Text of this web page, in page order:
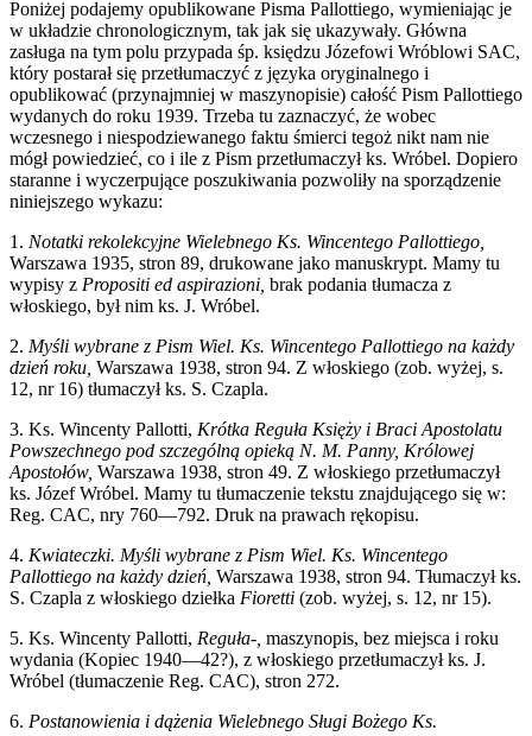
Poniżej podajemy opublikowane Pisma Pallottiego, wymieniając je
w układzie chronologicznym, tak jak się ukazywały. Główna
zasługa na tym polu przypada śp. księdzu Józefowi Wróblowi SAC,
który postarał się przetłumaczyć z języka oryginalnego i
opublikować (przynajmniej w maszynopisie) całość Pism Pallottiego
wydanych do roku 1939. Trzeba tu zaznaczyć, że wobec
wczesnego i niespodziewanego faktu śmierci tegoż nikt nam nie
mógł powiedzieć, co i ile z Pism przetłumaczył ks. Wróbel. Dopiero
staranne i wyczerpujące poszukiwania pozwoliły na sporządzenie
niniejszego wykazu:
1. Notatki rekolekcyjne Wielebnego Ks. Wincentego Pallottiego,
Warszawa 1935, stron 89, drukowane jako manuskrypt. Mamy tu
wypisy z Propositi ed aspirazioni, brak podania tłumacza z
włoskiego, był nim ks. J. Wróbel.
2. Myśli wybrane z Pism Wiel. Ks. Wincentego Pallottiego na każdy
dzień roku, Warszawa 1938, stron 94. Z włoskiego (zob. wyżej, s.
12, nr 16) tłumaczył ks. S. Czapla.
3. Ks. Wincenty Pallotti, Krótka Reguła Księży i Braci Apostolatu
Powszechnego pod szczególną opieką N. M. Panny, Królowej
Apostołów, Warszawa 1938, stron 49. Z włoskiego przetłumaczył
ks. Józef Wróbel. Mamy tu tłumaczenie tekstu znajdującego się w:
Reg. CAC, nry 760—792. Druk na prawach rękopisu.
4. Kwiateczki. Myśli wybrane z Pism Wiel. Ks. Wincentego
Pallottiego na każdy dzień, Warszawa 1938, stron 94. Tłumaczył ks.
S. Czapla z włoskiego dziełka Fioretti (zob. wyżej, s. 12, nr 15).
5. Ks. Wincenty Pallotti, Reguła-, maszynopis, bez miejsca i roku
wydania (Kopiec 1940—42?), z włoskiego przetłumaczył ks. J.
Wróbel (tłumaczenie Reg. CAC), stron 272.
6. Postanowienia i dążenia Wielebnego Sługi Bożego Ks.